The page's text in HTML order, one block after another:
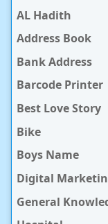
AL Hadith
Address Book
Bank Address
Barcode Printer
Best Love Story
Bike
Boys Name
Digital
General